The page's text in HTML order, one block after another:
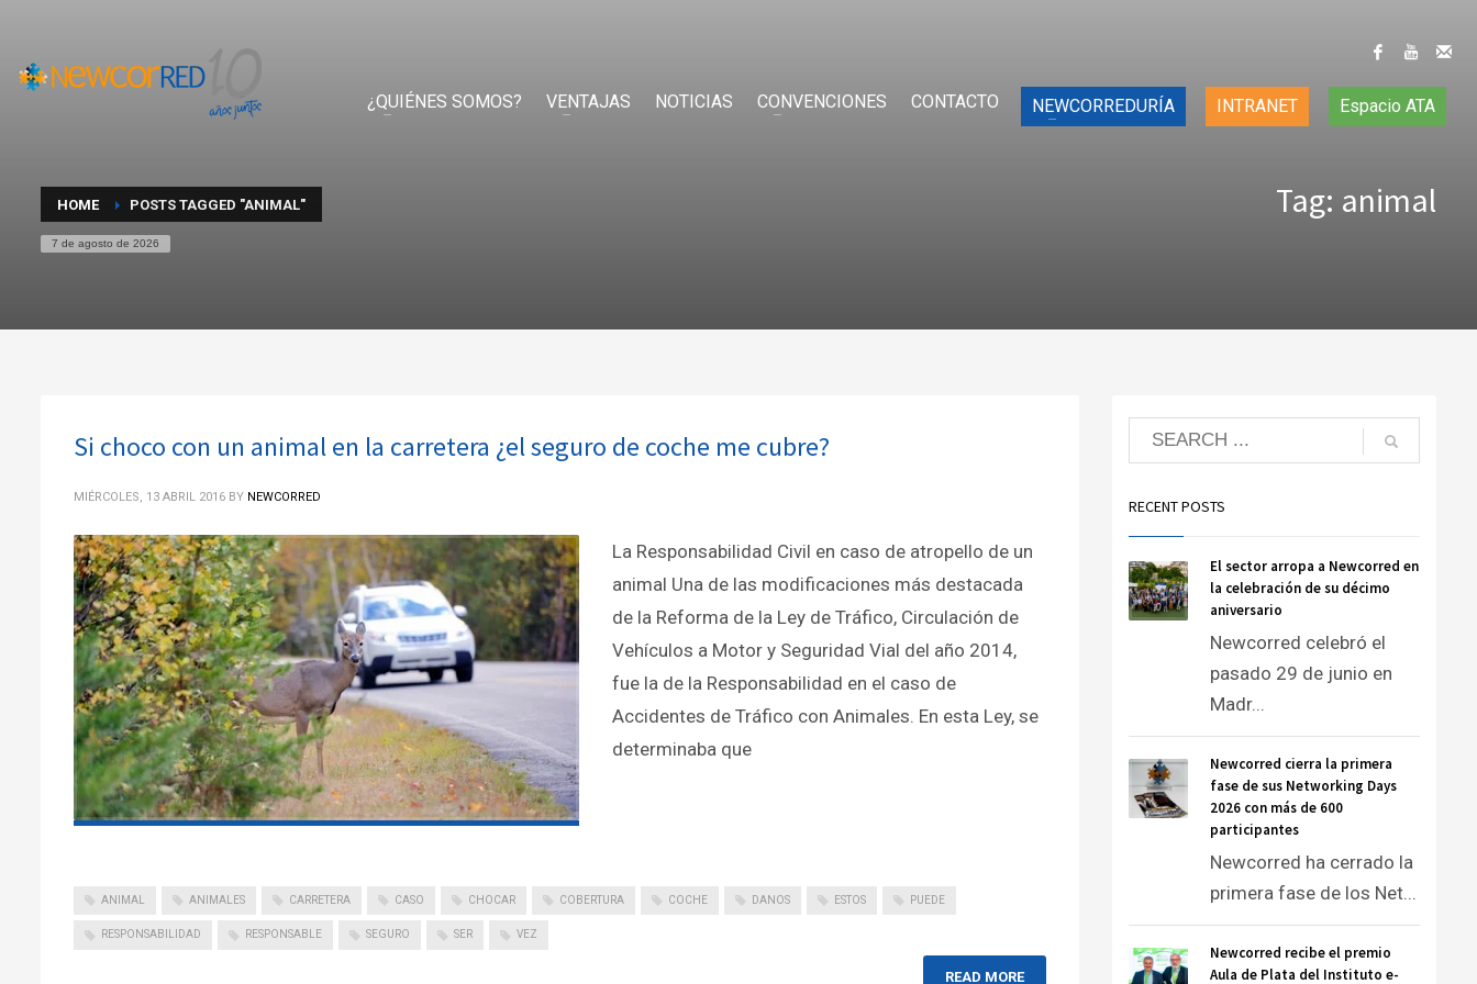
¿QUIÉNES SOMOS? VENTAJAS NOTICIAS CONVENCIONES CONTACTO NEWCORREDURÍA INTRANET Espacio ATA
HOME POSTS TAGGED "ANIMAL"
7 de agosto de 2026
Tag: animal
Si choco con un animal en la carretera ¿el seguro de coche me cubre?
MIÉRCOLES, 13 ABRIL 2016 BY NEWCORRED
La Responsabilidad Civil en caso de atropello de un
animal Una de las modificaciones más destacada
de la Reforma de la Ley de Tráfico, Circulación de
Vehículos a Motor y Seguridad Vial del año 2014,
fue la de la Responsabilidad en el caso de
Accidentes de Tráfico con Animales. En esta Ley, se
determinaba que
ANIMAL ANIMALES CARRETERA CASO CHOCAR COBERTURA COCHE DANOS ESTOS PUEDE
RESPONSABILIDAD RESPONSABLE SEGURO SER VEZ
READ MORE
RECENT POSTS
El sector arropa a Newcorred en
la celebración de su décimo
aniversario
Newcorred celebró el
pasado 29 de junio en
Madr...
Newcorred cierra la primera
fase de sus Networking Days
2026 con más de 600
participantes
Newcorred ha cerrado la
primera fase de los Net...
Newcorred recibe el premio
Aula de Plata del Instituto e-